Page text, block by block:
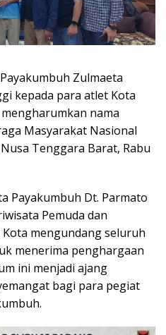
Zulmaeta
kepada para atlet Kota
nama
Masyarakat Nasional
Tenggara Barat, Rabu
Payakumbuh Dt. Parmato
Pemuda dan
mengundang seluruh
menerima penghargaan
ini menjadi ajang
bagi para pegiat